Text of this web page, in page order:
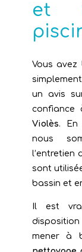
et
Vous avez
un avis
confiance
Violès. En
nous
l’entretien
sont
bassin et
Il est
mener à